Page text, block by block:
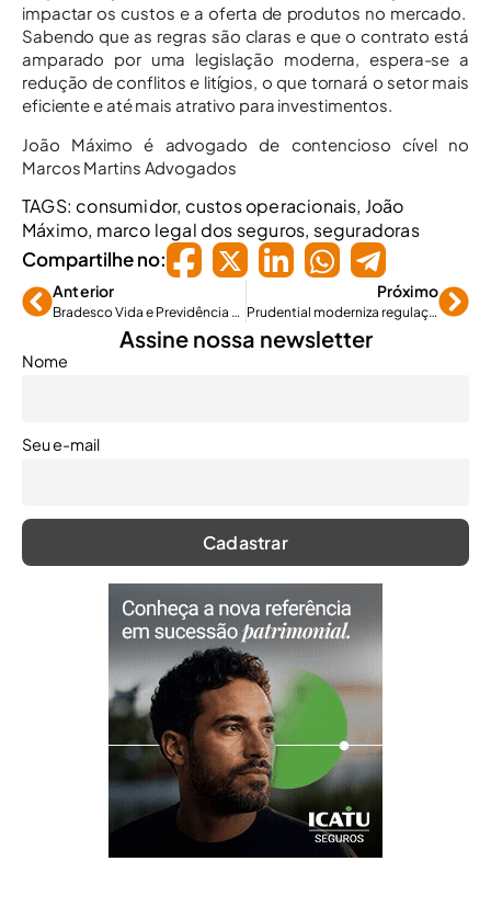
impactar os custos e a oferta de produtos no mercado.
Sabendo que as regras são claras e que o contrato está
amparado por uma legislação moderna, espera-se a
redução de conflitos e litígios, o que tornará o setor mais
eficiente e até mais atrativo para investimentos.
João Máximo é advogado de contencioso cível no
Marcos Martins Advogados
TAGS: consumidor, custos operacionais, João
Máximo, marco legal dos seguros, seguradoras
Compartilhe no:
Anterior
Bradesco Vida e Previdência amplia ofertas do seguro viagem
Próximo
Prudential moderniza regulação e acelera pagamento de benefícios
Assine nossa newsletter
Nome
Seu e-mail